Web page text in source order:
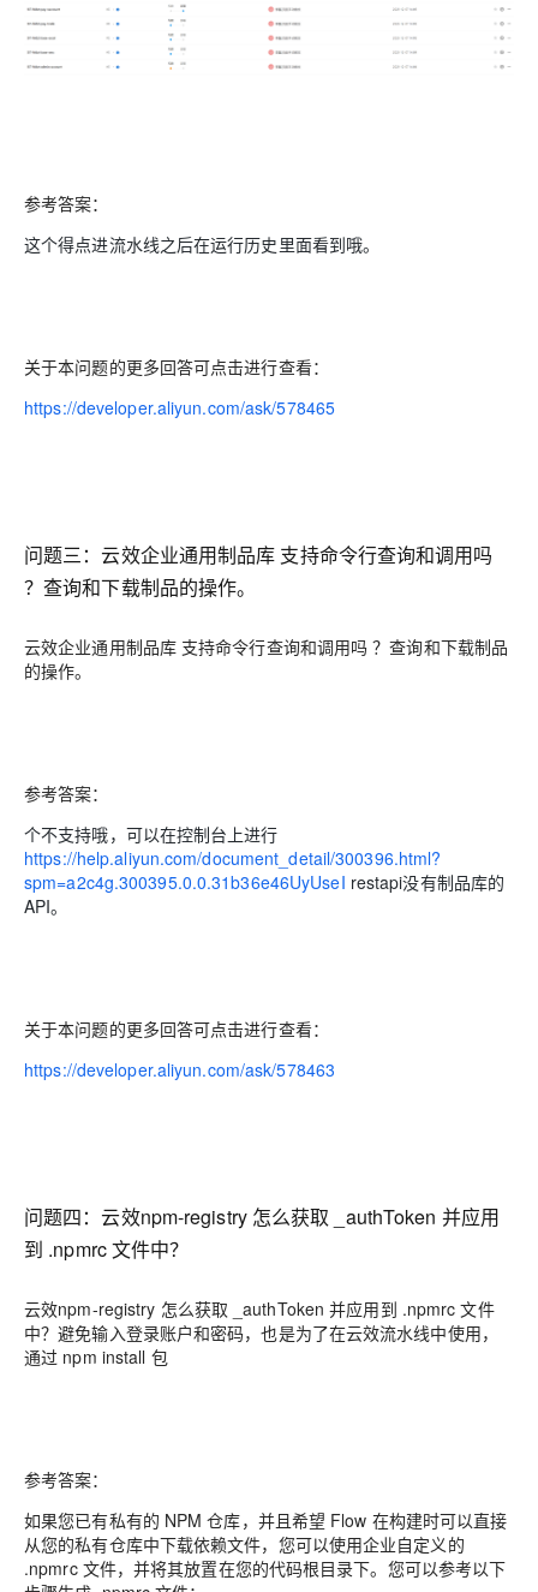
参考答案：
这个得点进流水线之后在运行历史里面看到哦。
关于本问题的更多回答可点击进行查看：
https://developer.aliyun.com/ask/578465
问题三：云效企业通用制品库 支持命令行查询和调用吗
？查询和下载制品的操作。
云效企业通用制品库 支持命令行查询和调用吗 ？查询和下载制品
的操作。
参考答案：
个不支持哦，可以在控制台上进行
https://help.aliyun.com/document_detail/300396.html?
spm=a2c4g.300395.0.0.31b36e46UyUseI restapi没有制品库的
API。
关于本问题的更多回答可点击进行查看：
https://developer.aliyun.com/ask/578463
问题四：云效npm-registry 怎么获取 _authToken 并应用
到 .npmrc 文件中？
云效npm-registry 怎么获取 _authToken 并应用到 .npmrc 文件
中？避免输入登录账户和密码，也是为了在云效流水线中使用，
通过 npm install 包
参考答案：
如果您已有私有的 NPM 仓库，并且希望 Flow 在构建时可以直接
从您的私有仓库中下载依赖文件，您可以使用企业自定义的
.npmrc 文件，并将其放置在您的代码根目录下。您可以参考以下